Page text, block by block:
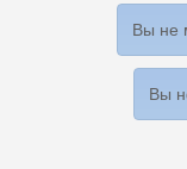
Вы не
Вы